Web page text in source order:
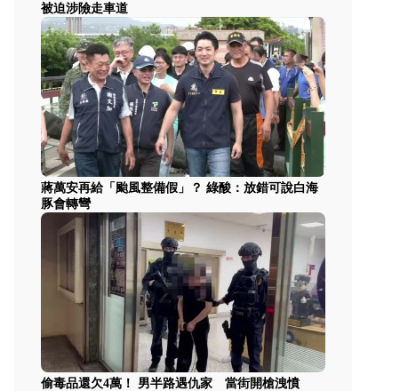
被迫涉險走車道
蔣萬安再給「颱風整備假」？ 綠酸：放錯可說白海
豚會轉彎
偷毒品還欠4萬！ 男半路遇仇家 當街開槍洩憤